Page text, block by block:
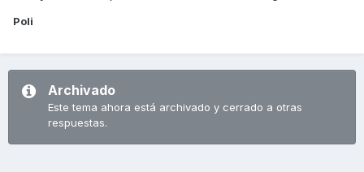
Poli
Archivado
Este tema ahora está archivado y cerrado a otras
respuestas.